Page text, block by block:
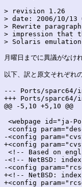
> revision 1.26
> date: 2006/10/
> Rewrite
> impression that
> Solaris
月曜日までに異議がな
以下、訳と原文それぞれ
--- Ports/sparc64/index.xml.orig	2006-10-
+++ Ports/sparc64/index.xml	2006-10-13
@@ -5,10 +5,10 @@
<webpage id="ja-
<config
-<config
+<config
<!-- Based on
-<!-- NetBSD:
-<config
+<!-- NetBSD:
+<config